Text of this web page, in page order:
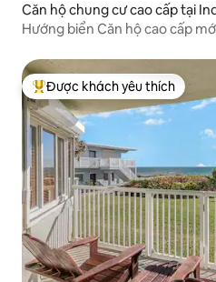
Căn hộ chung cư cao cấp tại
Hướng biển Căn hộ cao cấp
Được khách yêu thích nhất
Được khách yêu thích